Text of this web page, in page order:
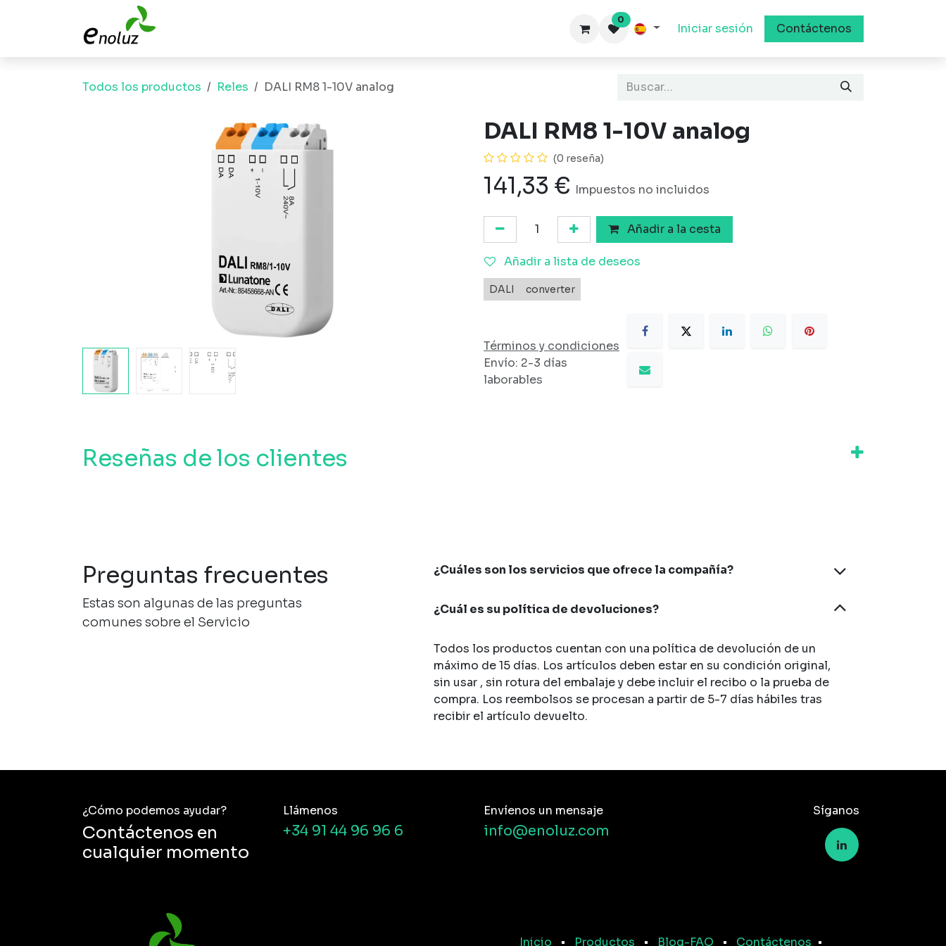
0
Iniciar sesión Contáctenos
Todos los productos Reles DALI RM8 1-10V analog
DALI RM8 1-10V analog
(0 reseña)
141,33 € Impuestos no incluidos
Añadir a la cesta
Añadir a lista de deseos
DALI converter
Términos y condiciones
Envío: 2-3 días
laborables
Reseñas de los clientes
Preguntas frecuentes
Estas son algunas de las preguntas
comunes sobre el Servicio
¿Cuáles son los servicios que ofrece la compañía?
¿Cuál es su política de devoluciones?
Todos los productos cuentan con una política de devolución de un
máximo de 15 días. Los artículos deben estar en su condición original,
sin usar , sin rotura del embalaje y debe incluir el recibo o la prueba de
compra. Los reembolsos se procesan a partir de 5-7 días hábiles tras
recibir el artículo devuelto.
¿Cómo podemos ayudar?
Contáctenos en
cualquier momento
Llámenos
+34 91 44 96 96 6
Envíenos un mensaje
info@enoluz.com
Síganos
Inicio • Productos • Blog-FAQ • Contáctenos •